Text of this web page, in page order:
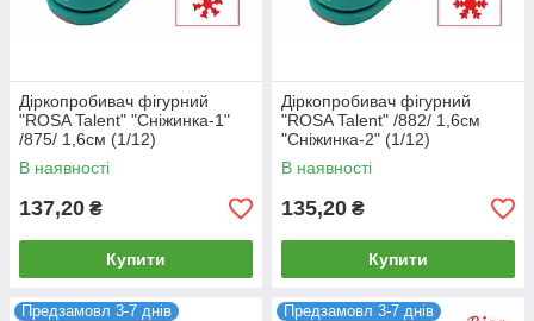
Діркопробивач фігурний
"ROSA Talent" "Сніжинка-1"
/875/ 1,6см (1/12)
В наявності
137,20 ₴
Купити
Діркопробивач фігурний
"ROSA Talent" /882/ 1,6см
"Сніжинка-2" (1/12)
В наявності
135,20 ₴
Купити
Предзамовл 3-7 днів Предзамовл 3-7 днів